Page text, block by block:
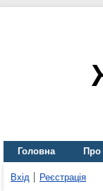
Головна Про
Вхід Реєстрація